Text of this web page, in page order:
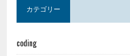
カテゴリー
coding